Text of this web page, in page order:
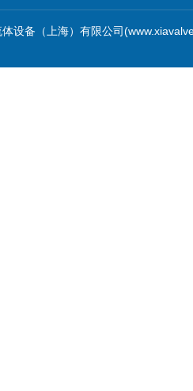
设备（上海）有限公司